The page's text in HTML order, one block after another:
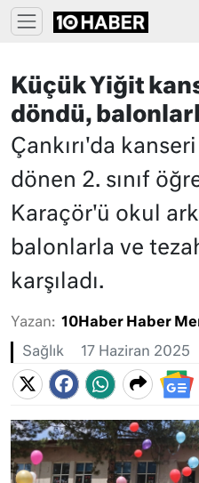
Küçük Yiğit
döndü,
Çankırı'da
dönen 2. sınıf
Karaçör'ü okul
balonlarla ve
karşıladı.
Yazan: 10Haber Haber
Sağlık 17 Haziran 2025